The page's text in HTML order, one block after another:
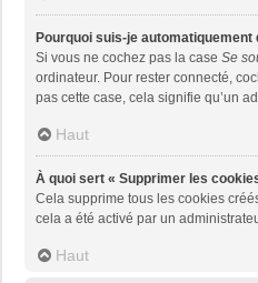
Pourquoi suis-je automatiquement
Si vous ne cochez pas la case Se
ordinateur. Pour rester connecté,
pas cette case, cela signifie qu’un
Haut
À quoi sert « Supprimer les
Cela supprime tous les cookies
cela a été activé par un
Haut